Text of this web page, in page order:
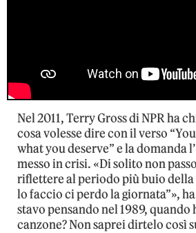
Nel 2011, Terry Gross di NPR ha
cosa volesse dire con il verso
what you deserve” e la domanda
messo in crisi. «Di solito non
riflettere al periodo più buio
lo faccio ci perdo la giornata”»,
stavo pensando nel 1989,
canzone? Non saprei dirtelo così